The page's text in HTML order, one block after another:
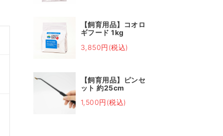
【飼育用品】コオロ
ギフード 1kg
3,850円(税込)
【飼育用品】ピンセ
ット 約25cm
1,500円(税込)